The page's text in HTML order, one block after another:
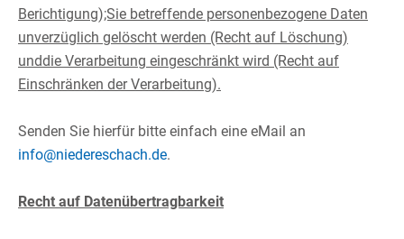
Berichtigung);Sie betreffende personenbezogene Daten
unverzüglich gelöscht werden (Recht auf Löschung)
unddie Verarbeitung eingeschränkt wird (Recht auf
Einschränken der Verarbeitung).
Senden Sie hierfür bitte einfach eine eMail an
info@niedereschach.de.​
Recht auf Datenübertragbarkeit